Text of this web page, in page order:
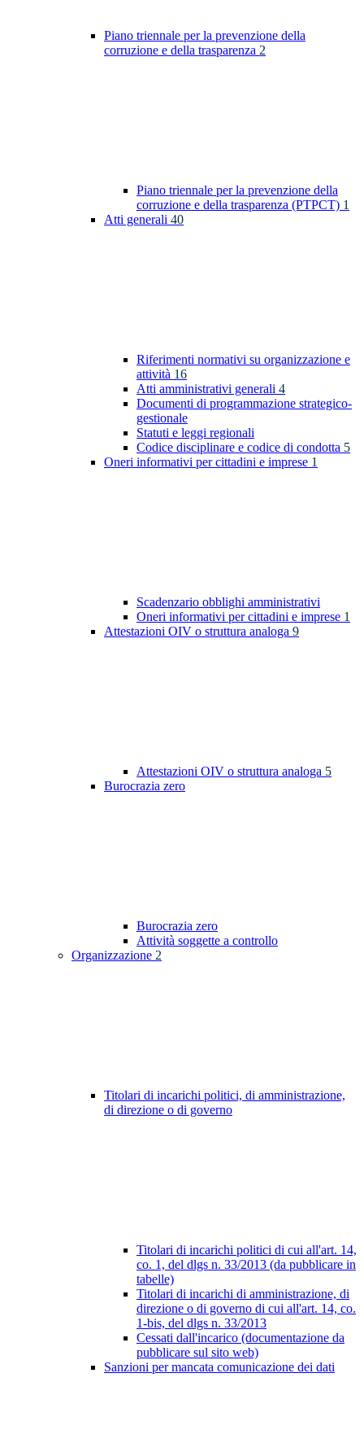
Piano triennale per la prevenzione della
corruzione e della trasparenza 2
Piano triennale per la prevenzione della
corruzione e della trasparenza (PTPCT) 1
Atti generali 40
Riferimenti normativi su organizzazione e
attività 16
Atti amministrativi generali 4
Documenti di programmazione strategico-
gestionale
Statuti e leggi regionali
Codice disciplinare e codice di condotta 5
Oneri informativi per cittadini e imprese 1
Scadenzario obblighi amministrativi
Oneri informativi per cittadini e imprese 1
Attestazioni OIV o struttura analoga 9
Attestazioni OIV o struttura analoga 5
Burocrazia zero
Burocrazia zero
Attività soggette a controllo
Organizzazione 2
Titolari di incarichi politici, di amministrazione,
di direzione o di governo
Titolari di incarichi politici di cui all'art. 14,
co. 1, del dlgs n. 33/2013 (da pubblicare in
tabelle)
Titolari di incarichi di amministrazione, di
direzione o di governo di cui all'art. 14, co.
1-bis, del dlgs n. 33/2013
Cessati dall'incarico (documentazione da
pubblicare sul sito web)
Sanzioni per mancata comunicazione dei dati